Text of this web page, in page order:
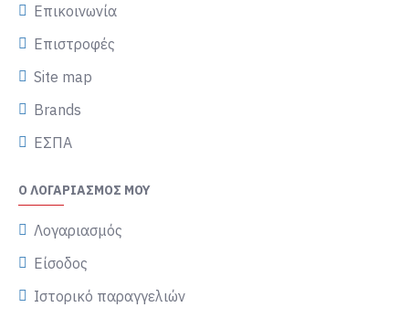
Επικοινωνία
Επιστροφές
Site map
Brands
ΕΣΠΑ
Ο ΛΟΓΑΡΙΑΣΜΌΣ ΜΟΥ
Λογαριασμός
Είσοδος
Ιστορικό παραγγελιών